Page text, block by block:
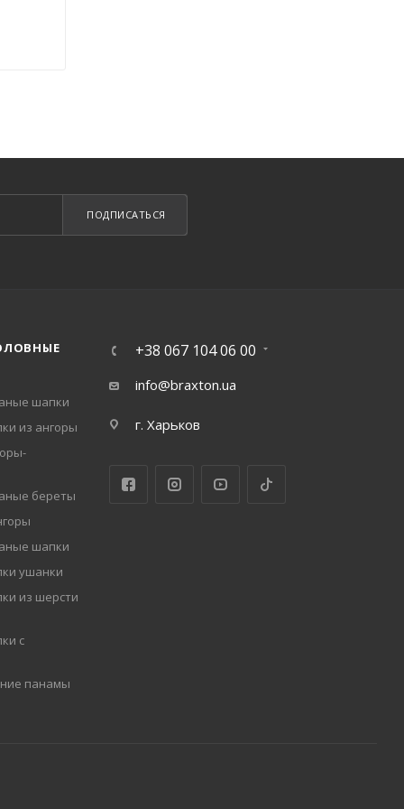
ПОДПИСАТЬСЯ
шапки
из ангоры
береты
шапки
ушанки
из шерсти
с
панамы
+38 067 104 06 00
info@braxton.ua
г. Харьков